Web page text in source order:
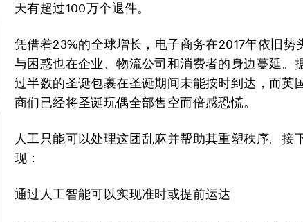
天有超过100万个退件。
凭借着23%的全球增长，电子商务在2017年依旧势
与困惑也在企业、物流公司和消费者的身边蔓延。
过半数的圣诞包裹在圣诞期间未能按时到达，而英
商们已经将圣诞玩偶全部售空而倍感恐慌。
人工只能可以处理这团乱麻并帮助其重塑秩序。接
现：
通过人工智能可以实现准时或提前运达